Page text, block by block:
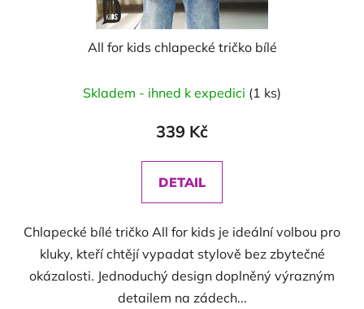
All for kids chlapecké tričko bílé
hodnocení
produktu
5,0
z
hvězdiček.
Skladem - ihned k expedici (1 ks)
339 Kč
DETAIL
Chlapecké bílé tričko All for kids je ideální volbou pro
kluky, kteří chtějí vypadat stylově bez zbytečné
okázalosti. Jednoduchý design doplněný výrazným
detailem na zádech...